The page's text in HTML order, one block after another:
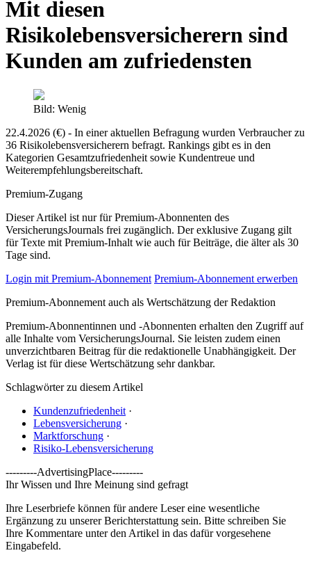
Mit diesen
Risikolebensversicherern sind
Kunden am zufriedensten
Bild: Wenig
22.4.2026 (€) - In einer aktuellen Befragung wurden Verbraucher zu
36 Risikolebensversicherern befragt. Rankings gibt es in den
Kategorien Gesamtzufriedenheit sowie Kundentreue und
Weiterempfehlungsbereitschaft.
Premium-Zugang
Dieser Artikel ist nur für Premium-Abonnenten des
VersicherungsJournals frei zugänglich. Der exklusive Zugang gilt
für Texte mit Premium-Inhalt wie auch für Beiträge, die älter als 30
Tage sind.
Login mit Premium-Abonnement Premium-Abonnement erwerben
Premium-Abonnement auch als Wertschätzung der Redaktion
Premium-Abonnentinnen und -Abonnenten erhalten den Zugriff auf
alle Inhalte vom VersicherungsJournal. Sie leisten zudem einen
unverzichtbaren Beitrag für die redaktionelle Unabhängigkeit. Der
Verlag ist für diese Wertschätzung sehr dankbar.
Schlagwörter zu diesem Artikel
Kundenzufriedenheit ·
Lebensversicherung ·
Marktforschung ·
Risiko-Lebensversicherung
---------AdvertisingPlace---------
Ihr Wissen und Ihre Meinung sind gefragt
Ihre Leserbriefe können für andere Leser eine wesentliche
Ergänzung zu unserer Berichterstattung sein. Bitte schreiben Sie
Ihre Kommentare unter den Artikel in das dafür vorgesehene
Eingabefeld.